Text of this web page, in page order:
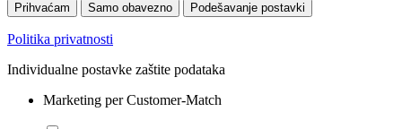
Prihvaćam Samo obavezno Podešavanje postavki
Politika privatnosti
Individualne postavke zaštite podataka
Marketing per Customer-Match